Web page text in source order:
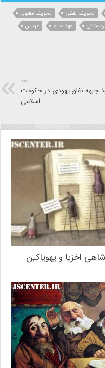
تحریف لفظی
تحریف معنوی
عهد قدیم
عهدین
بعد
جبهه نفاق یهودی در حکومت
اسلامی
اخزیا و یهویاکین